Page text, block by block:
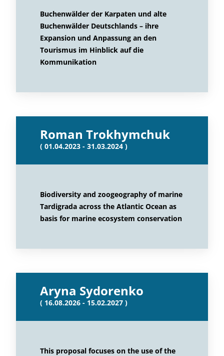
Buchenwälder der Karpaten und alte
Buchenwälder Deutschlands – ihre
Expansion und Anpassung an den
Tourismus im Hinblick auf die
Kommunikation
Roman Trokhymchuk
( 01.04.2023 - 31.03.2024 )
Biodiversity and zoogeography of marine
Tardigrada across the Atlantic Ocean as
basis for marine ecosystem conservation
Aryna Sydorenko
( 16.08.2026 - 15.02.2027 )
This proposal focuses on the use of the